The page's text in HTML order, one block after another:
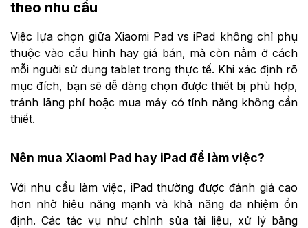
theo nhu cầu
Việc lựa chọn giữa Xiaomi Pad vs iPad không chỉ phụ
thuộc vào cấu hình hay giá bán, mà còn nằm ở cách
mỗi người sử dụng tablet trong thực tế. Khi xác định rõ
mục đích, bạn sẽ dễ dàng chọn được thiết bị phù hợp,
tránh lãng phí hoặc mua máy có tính năng không cần
thiết.
Nên mua Xiaomi Pad hay iPad để làm việc?
Với nhu cầu làm việc, iPad thường được đánh giá cao
hơn nhờ hiệu năng mạnh và khả năng đa nhiệm ổn
định. Các tác vụ như chỉnh sửa tài liệu, xử lý bảng